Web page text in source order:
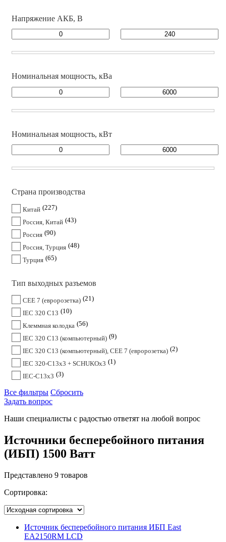
Напряжение АКБ, В
Номинальная мощность, кВа
Номинальная мощность, кВт
Страна производства
Китай 227
Россия, Китай 43
Россия 90
Россия, Турция 48
Турция 65
Тип выходных разъемов
CEE 7 (евророзетка) 21
IEC 320 C13
10
Клеммная колодка 56
IEC 320 C13 (компьютерный) 9
IEC 320 C13 (компьютерный), CEE 7 (евророзетка) 2
IEC 320-C13x3 + SCHUKOx3
1
IEC-C13x3 3
Все фильтры Сбросить
Задать вопрос
Наши специалисты с радостью ответят на любой вопрос
Источники бесперебойного питания
(ИБП) 1500 Ватт
Представлено 9 товаров
Сортировка:
Источник бесперебойного питания ИБП East
EA2150RM LCD